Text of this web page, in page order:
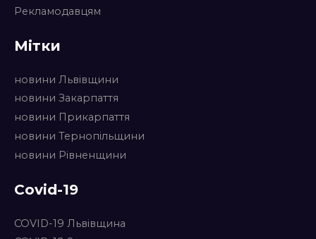
Рекламодавцям
Мітки
новини Львівщини
новини Закарпаття
новини Прикарпаття
новини Тернопільщини
новини Рівненщини
Covid-19
COVID-19 Львівщина